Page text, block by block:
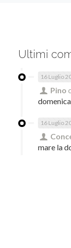
Ultimi
16 Luglio
Pino
domenica
16 Luglio
mare la